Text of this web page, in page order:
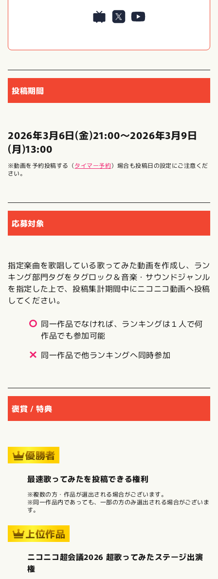
投稿期間
2026年3月6日(金)21:00〜2026年3月9日
(月)13:00
※動画を予約投稿する（タイマー予約）場合も投稿日の設定にご注意くだ
さい。
応募対象
指定楽曲を歌唱している歌ってみた動画を作成し、ラン
キング部門タグをタグロック＆音楽・サウンドジャンル
を指定した上で、投稿集計期間中にニコニコ動画へ投稿
してください。
同一作品でなければ、ランキングは１人で何
作品でも参加可能
同一作品で他ランキングへ同時参加
褒賞 / 特典
優勝者
最速歌ってみたを投稿できる権利
※複数の方・作品が選出される場合がございます。
※同一作品内であっても、一部の方のみ選出される場合がございま
す。
上位作品
ニコニコ超会議2026 超歌ってみたステージ出演
権